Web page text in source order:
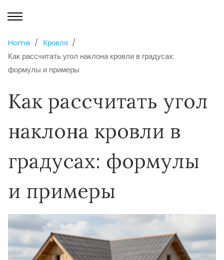
Home
Кровля
Как рассчитать угол наклона кровли в градусах:
формулы и примеры
Как рассчитать угол
наклона кровли в
градусах: формулы
и примеры